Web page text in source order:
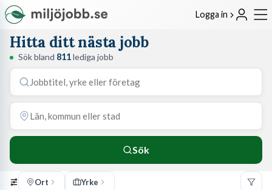
Logga in
Hitta ditt nästa jobb
Sök bland 811lediga jobb
Sök
Ort Yrke